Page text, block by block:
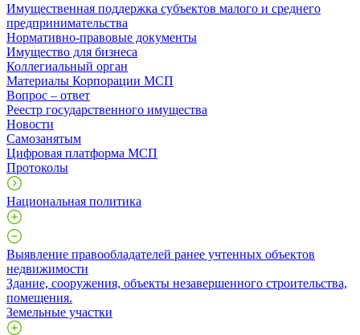
Имущественная поддержка субъектов малого и среднего
предпринимательства
Нормативно-правовые документы
Имущество для бизнеса
Коллегиальный орган
Материалы Корпорации МСП
Вопрос – ответ
Реестр государственного имущества
Новости
Самозанятым
Цифровая платформа МСП
Протоколы
Национальная политика
Выявление правообладателей ранее учтенных объектов
недвижимости
​Здание, сооружения, объекты незавершенного строительства,
помещения.
Земельные участки